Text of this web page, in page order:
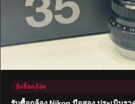
ล
ะ
เ
ร
ร
า
รับซื้อกล้อง